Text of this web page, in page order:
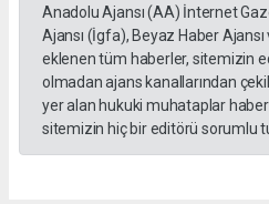
Anadolu Ajansı (AA) İnternet
Ajansı (İgfa), Beyaz Haber
eklenen tüm haberler, sitemizin
olmadan ajans kanallarından
yer alan hukuki muhataplar
sitemizin hiç bir editörü sorumlu